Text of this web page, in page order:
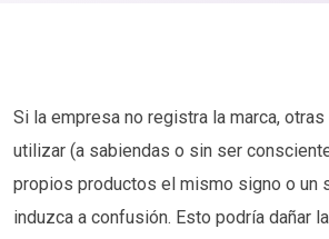
Si la empresa no registra la marca,
utilizar (a sabiendas o sin ser
propios productos el mismo signo o un
induzca a confusión. Esto podría dañar